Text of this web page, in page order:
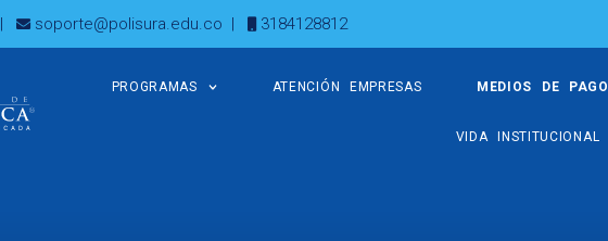
| soporte@polisura.edu.co | 3184128812
PROGRAMAS ATENCIÓN EMPRESAS MEDIOS DE PAGO
VIDA INSTITUCIONAL